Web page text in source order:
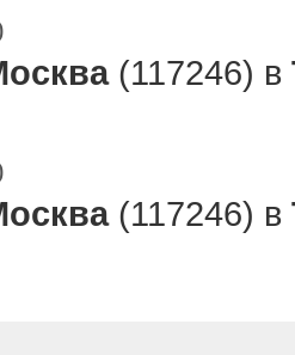
(117246) в
(117246) в